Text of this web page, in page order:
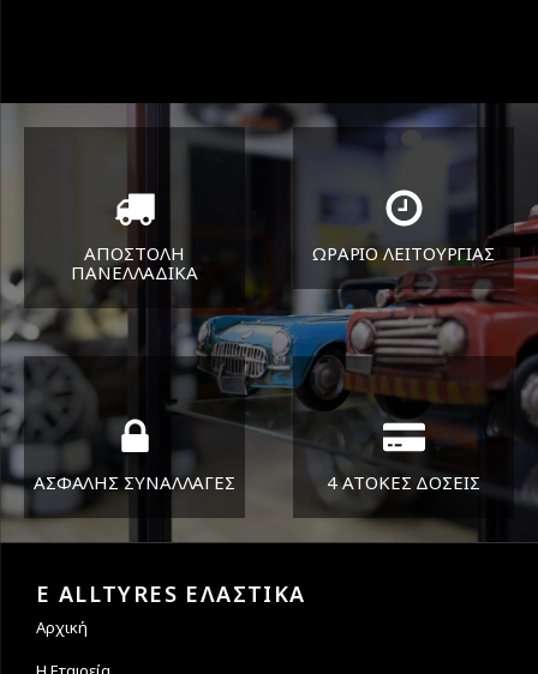
ΑΠΟΣΤΟΛΗ
ΠΑΝΕΛΛΑΔΙΚA
Όπου και αν είστε θα σας
στείλουμε τα ελαστικά σας
ΩΡΑΡΙΟ ΛΕΙΤΟΥΡΓΙΑΣ
ΔΕΥ-ΠΑΡ 8:30-17:30
ΣΑΒ 8:30-13:30
ΑΣΦΑΛΗΣ ΣΥΝΑΛΛΑΓΕΣ 4 ΑΤΟΚΕΣ ΔΟΣΕΙΣ
E ALLTYRES ΕΛΑΣΤΙΚΑ
Αρχική